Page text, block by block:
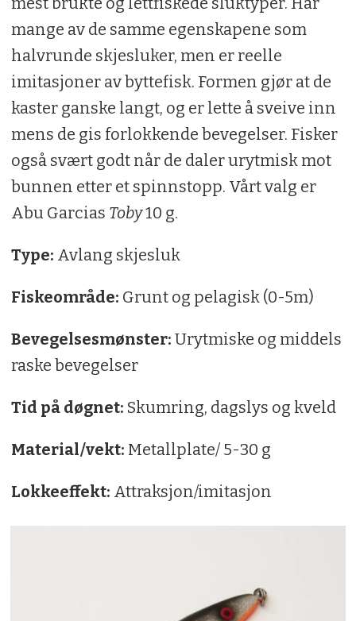
mange av de samme egenskapene som
halvrunde skjesluker, men er reelle
imitasjoner av byttefisk. Formen gjør at de
kaster ganske langt, og er lette å sveive inn
mens de gis forlokkende bevegelser. Fisker
også svært godt når de daler urytmisk mot
bunnen etter et spinnstopp. Vårt valg er
Abu Garcias Toby10 g.
Type: Avlang skjesluk
Fiskeområde: Grunt og pelagisk (0-5m)
Bevegelsesmønster: Urytmiske og middels
raske bevegelser
Tid på døgnet: Skumring, dagslys og kveld
Material/vekt: Metallplate/ 5-30 g
Lokkeeffekt: Attraksjon/imitasjon